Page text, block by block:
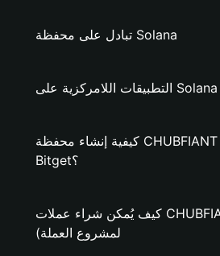
تبادل على محفظة Solana
التطبيقات اللامركزية على Solana
كيفية إنشاء محفظة CHUBFIANT على محفظة
Bitget؟
كيف يُمكن شراء عملات CHUBFIANT؟ (فقط
لمشروع العملة)